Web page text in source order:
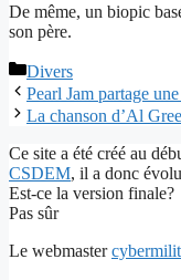
De même, un biopic
son père.
Catégories
Divers
Pearl Jam partage
La chanson d’Al
Ce site a été créé au
CSDEM, il a donc
Est-ce la version finale?
Pas sûr
Le webmaster